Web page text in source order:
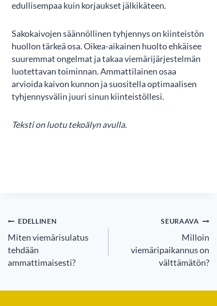
edullisempaa kuin korjaukset jälkikäteen.
Sakokaivojen säännöllinen tyhjennys on kiinteistön
huollon tärkeä osa. Oikea-aikainen huolto ehkäisee
suuremmat ongelmat ja takaa viemärijärjestelmän
luotettavan toiminnan. Ammattilainen osaa
arvioida kaivon kunnon ja suositella optimaalisen
tyhjennysvälin juuri sinun kiinteistöllesi.
Teksti on luotu tekoälyn avulla.
ARTIKKELIEN
SELAUS
EDELLINEN
Miten viemärisulatus
tehdään
ammattimaisesti?
SEURAAVA
Milloin
viemäripaikannus on
välttämätön?